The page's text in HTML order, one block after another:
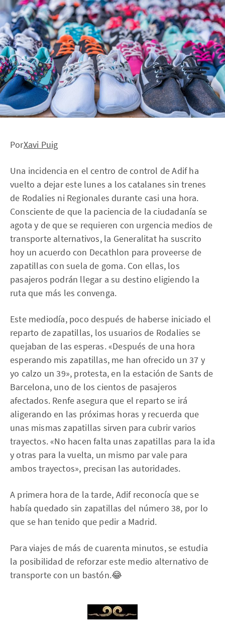
PorXavi Puig
Una incidencia en el centro de control de Adif ha
vuelto a dejar este lunes a los catalanes sin trenes
de Rodalies ni Regionales durante casi una hora.
Consciente de que la paciencia de la ciudadanía se
agota y de que se requieren con urgencia medios de
transporte alternativos, la Generalitat ha suscrito
hoy un acuerdo con Decathlon para proveerse de
zapatillas con suela de goma. Con ellas, los
pasajeros podrán llegar a su destino eligiendo la
ruta que más les convenga.
Este mediodía, poco después de haberse iniciado el
reparto de zapatillas, los usuarios de Rodalies se
quejaban de las esperas. «Después de una hora
esperando mis zapatillas, me han ofrecido un 37 y
yo calzo un 39», protesta, en la estación de Sants de
Barcelona, uno de los cientos de pasajeros
afectados. Renfe asegura que el reparto se irá
aligerando en las próximas horas y recuerda que
unas mismas zapatillas sirven para cubrir varios
trayectos. «No hacen falta unas zapatillas para la ida
y otras para la vuelta, un mismo par vale para
ambos trayectos», precisan las autoridades.
A primera hora de la tarde, Adif reconocía que se
había quedado sin zapatillas del número 38, por lo
que se han tenido que pedir a Madrid.
Para viajes de más de cuarenta minutos, se estudia
la posibilidad de reforzar este medio alternativo de
transporte con un bastón.😂